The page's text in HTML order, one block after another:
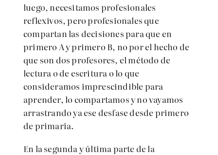
luego, necesitamos profesionales
reflexivos, pero profesionales que
compartan las decisiones para que en
primero A y primero B, no por el hecho de
que son dos profesores, el método de
lectura o de escritura o lo que
consideramos imprescindible para
aprender, lo compartamos y no vayamos
arrastrando ya ese desfase desde primero
de primaria.
En la segunda y última parte de la